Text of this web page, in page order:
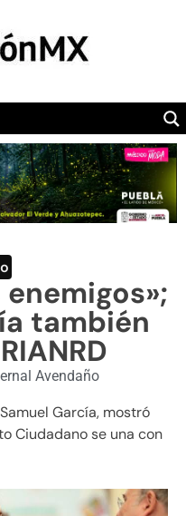
también
Avendaño
García, mostró
Ciudadano se una con